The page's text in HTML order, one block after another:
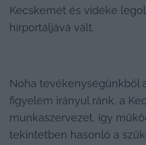
Kecskemét és vidéke
hírportáljává vált.
Noha tevékenységünkből
figyelem irányul ránk, a
munkaszervezet, így
tekintetben hasonló a